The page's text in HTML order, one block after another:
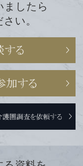
ましたら
い。